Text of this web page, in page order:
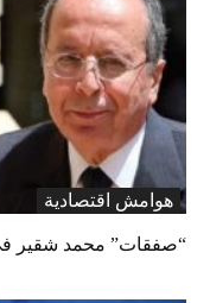
هوامش اقتصادية
“صفقات” محمد شقير